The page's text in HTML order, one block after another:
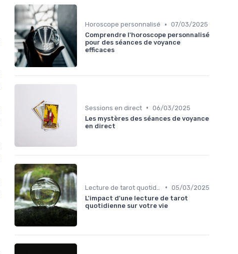
Horoscope personnalisé • 07/03/2025
Comprendre l'horoscope personnalisé
pour des séances de voyance
efficaces
Sessions en direct • 06/03/2025
Les mystères des séances de voyance
en direct
• 05/03/2025
L'impact d'une lecture de tarot
quotidienne sur votre vie